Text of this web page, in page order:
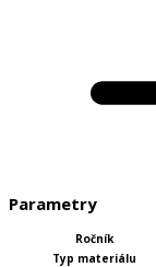
Parametry
Ročník
Typ materiálu